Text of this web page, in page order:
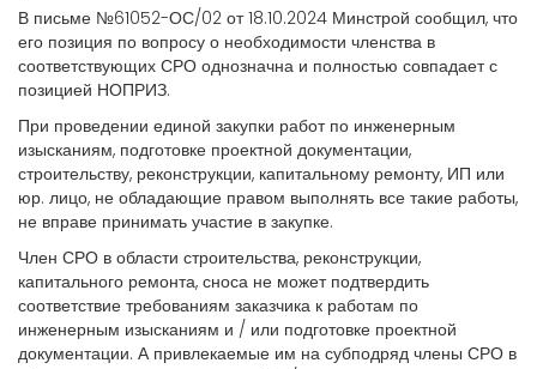
В письме №61052-ОС/02 от 18.10.2024 Минстрой сообщил, что
его позиция по вопросу о необходимости членства в
соответствующих СРО однозначна и полностью совпадает с
позицией НОПРИЗ.
При проведении единой закупки работ по инженерным
изысканиям, подготовке проектной документации,
строительству, реконструкции, капитальному ремонту, ИП или
юр. лицо, не обладающие правом выполнять все такие работы,
не вправе принимать участие в закупке.
Член СРО в области строительства, реконструкции,
капитального ремонта, сноса не может подтвердить
соответствие требованиям заказчика к работам по
инженерным изысканиям и / или подготовке проектной
документации. А привлекаемые им на субподряд члены СРО в